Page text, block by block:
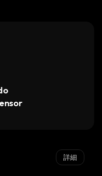
詳細